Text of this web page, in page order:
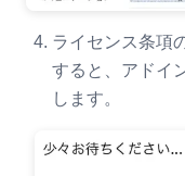
ライセンス条項
すると、アドイ
します。